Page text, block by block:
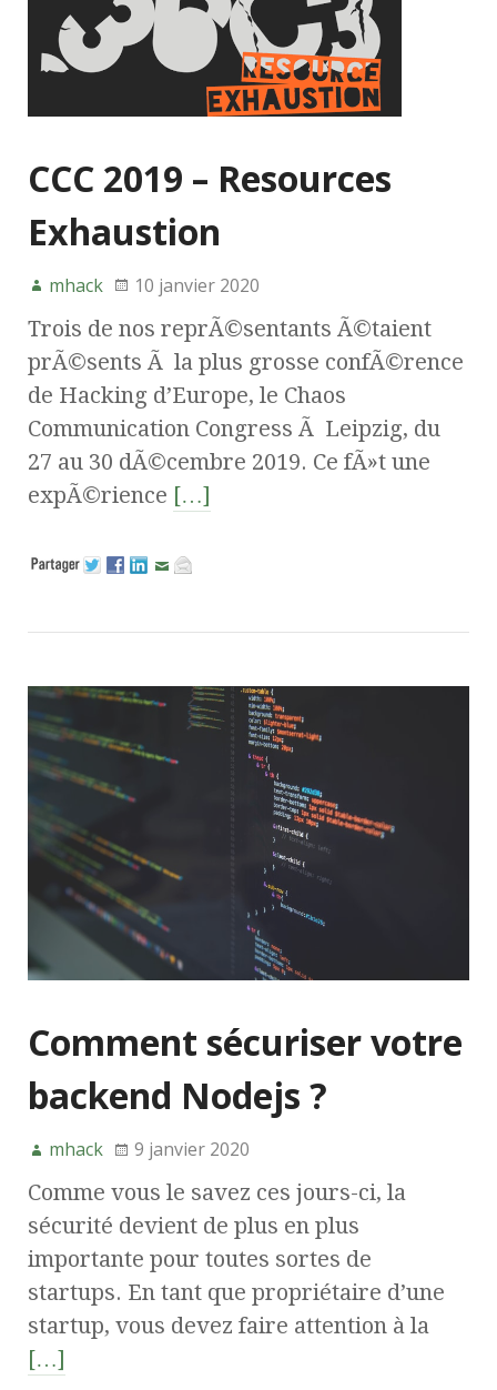
CCC 2019 – Resources
Exhaustion
mhack 10 janvier 2020
Trois de nos reprÃ©sentants Ã©taient
prÃ©sents Ã la plus grosse confÃ©rence
de Hacking d’Europe, le Chaos
Communication Congress Ã Leipzig, du
27 au 30 dÃ©cembre 2019. Ce fÃ»t une
expÃ©rience […]
Comment sécuriser votre
backend Nodejs ?
mhack 9 janvier 2020
Comme vous le savez ces jours-ci, la
sécurité devient de plus en plus
importante pour toutes sortes de
startups. En tant que propriétaire d’une
startup, vous devez faire attention à la
[…]